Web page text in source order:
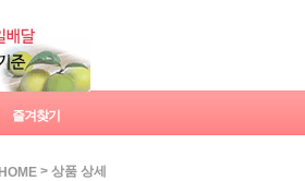
즐겨찾기
HOME > 상품 상세